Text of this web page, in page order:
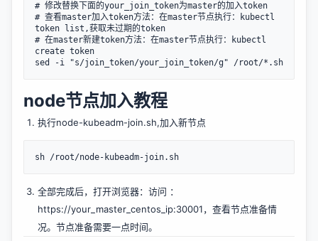
# 修改替换下面的your_join_token为master的加入token
# 查看master加入token方法：在master节点执行：kubectl
token list,获取未过期的token
# 在master新建token方法：在master节点执行：kubectl
create token
node节点加入教程
执行node-kubeadm-join.sh,加入新节点
全部完成后，打开浏览器：访问 ：
https://your_master_centos_ip:30001，查看节点准备情
况。节点准备需要一点时间。